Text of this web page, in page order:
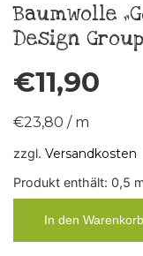
Baumwolle
Design
€11,90
€23,80 / m
zzgl. Versandkosten
Produkt enthält: 0,5
In den Warenkorb